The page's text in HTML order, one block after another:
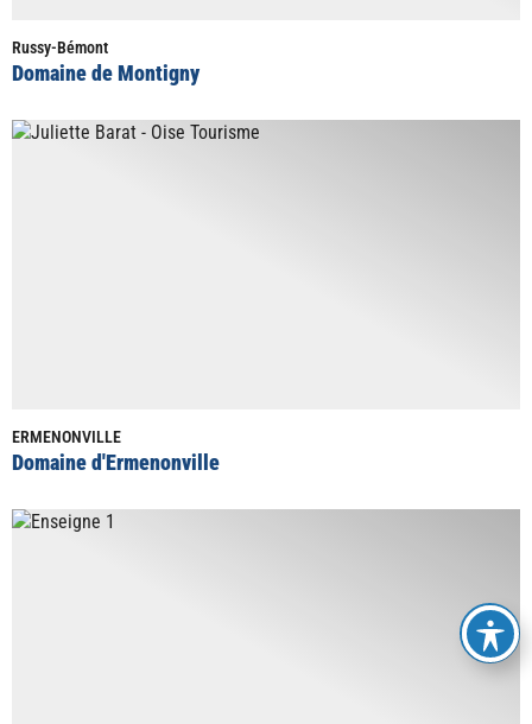
Russy-Bémont
Domaine de Montigny
ERMENONVILLE
Domaine d'Ermenonville